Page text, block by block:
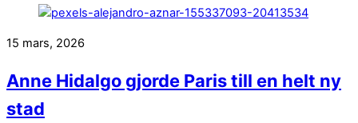
15 mars, 2026
Anne Hidalgo gjorde Paris till en helt ny
stad